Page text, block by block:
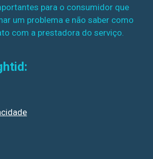
para o consumidor que
um problema e não saber como
com a prestadora do serviço.